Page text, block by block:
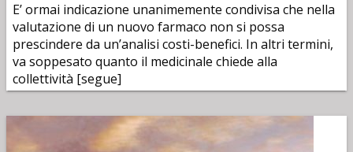
E’ ormai indicazione unanimemente condivisa che nella
valutazione di un nuovo farmaco non si possa
prescindere da un’analisi costi-benefici. In altri termini,
va soppesato quanto il medicinale chiede alla
collettività [segue]